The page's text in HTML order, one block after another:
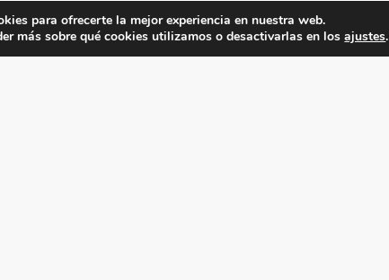
para ofrecerte la mejor experiencia en nuestra web.
más sobre qué cookies utilizamos o desactivarlas en losajustes.